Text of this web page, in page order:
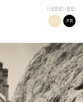
NEBENBEI
DE
FR